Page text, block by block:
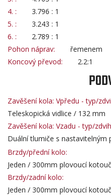
4. :
3.796 : 1
5. :
3.243 : 1
6. :
2.789 : 1
Pohon náprav:
řemenem
Koncový převod:
2.2:1
Zavěšení kola: Vpředu - typ/
Teleskopická vidlice / 132 mm
Zavěšení kola: Vzadu - typ/
Duální tlumiče s
Brzdy/přední kolo:
Jeden / 300mm plovoucí
Brzdy/zadní kolo:
Jeden / 300mm plovoucí